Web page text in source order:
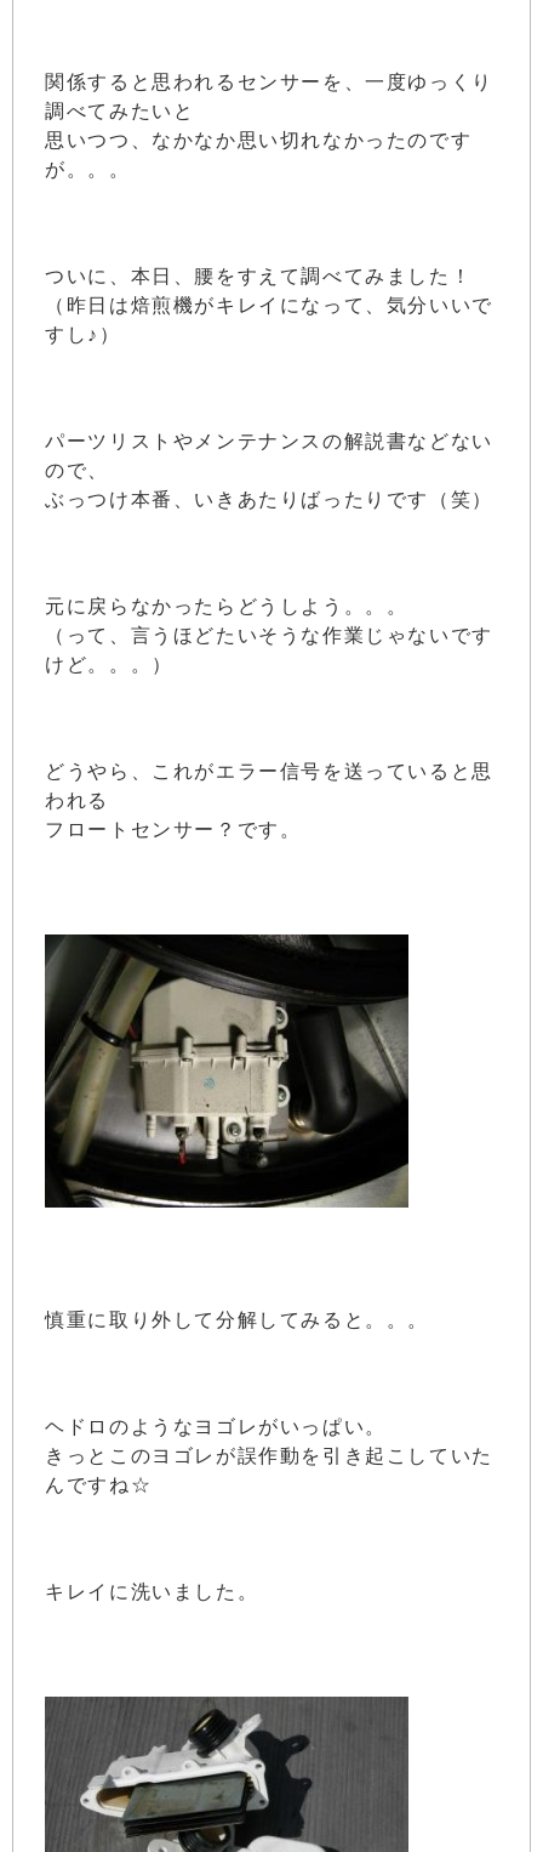
関係すると思われるセンサーを、一度ゆっくり
調べてみたいと
思いつつ、なかなか思い切れなかったのです
が。。。
ついに、本日、腰をすえて調べてみました！
（昨日は焙煎機がキレイになって、気分いいで
すし♪）
パーツリストやメンテナンスの解説書などない
ので、
ぶっつけ本番、いきあたりばったりです（笑）
元に戻らなかったらどうしよう。。。
（って、言うほどたいそうな作業じゃないです
けど。。。）
どうやら、これがエラー信号を送っていると思
われる
フロートセンサー？です。
慎重に取り外して分解してみると。。。
ヘドロのようなヨゴレがいっぱい。
きっとこのヨゴレが誤作動を引き起こしていた
んですね☆
キレイに洗いました。